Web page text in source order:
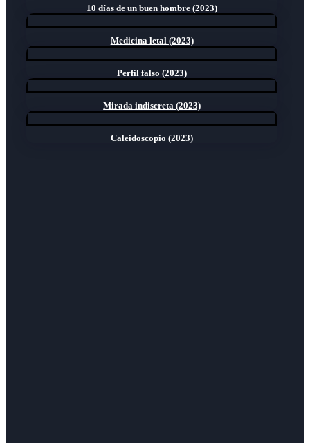
10 días de un buen hombre (2023)
Medicina letal (2023)
Perfil falso (2023)
Mirada indiscreta (2023)
Caleidoscopio (2023)